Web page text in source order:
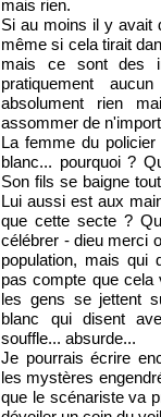
mais rien.
Si au moins il y avait
même si cela tirait
mais ce sont des
pratiquement
absolument rien
assommer de
La femme du
blanc... pourquoi ?
Son fils se baigne
Lui aussi est aux
que cette secte ?
célébrer - dieu merci
population, mais qui
pas compte que cela
les gens se jettent
blanc qui disent
souffle... absurde...
Je pourrais écrire
les mystères
que le scénariste va